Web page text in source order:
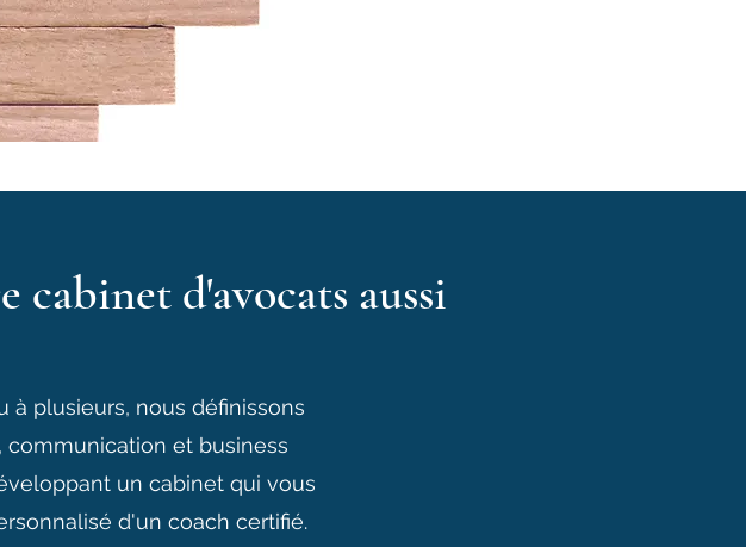
d'avocats aussi
à plusieurs, nous définissons
et business
un cabinet qui vous
d'un coach certifié.